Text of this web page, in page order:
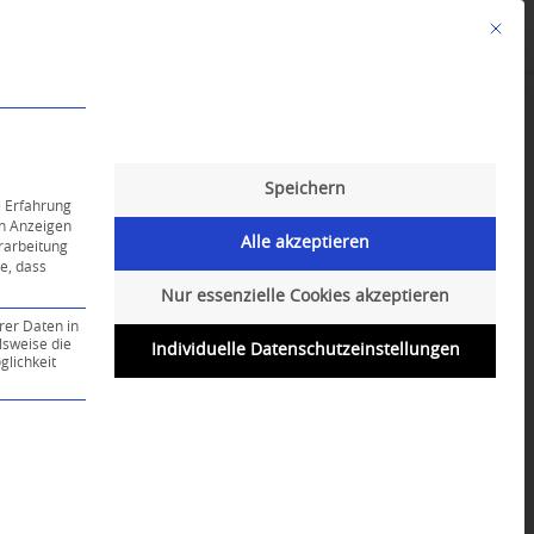
Mit
Erfahrung
Anzeigen
dass
Daten in
die
ist essenziell und kann nicht abgewählt
Speichern
Alle akzeptieren
Nur essenzielle Cookies akzeptieren
Individuelle Datenschutzeinstellungen